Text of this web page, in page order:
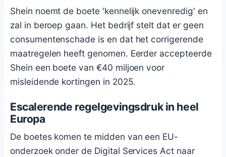
Shein noemt de boete 'kennelijk onevenredig' en
zal in beroep gaan. Het bedrijf stelt dat er geen
consumentenschade is en dat het corrigerende
maatregelen heeft genomen. Eerder accepteerde
Shein een boete van €40 miljoen voor
misleidende kortingen in 2025.
Escalerende regelgevingsdruk in heel
Europa
De boetes komen te midden van een EU-
onderzoek onder de Digital Services Act naar